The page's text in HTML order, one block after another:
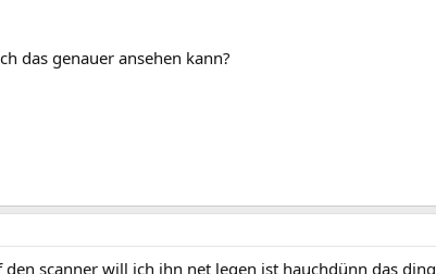
das genauer ansehen kann?
scanner will ich ihn net legen ist hauchdünn das ding